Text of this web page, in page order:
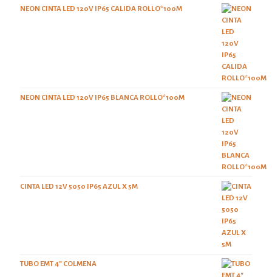
NEON CINTA LED 120V IP65 CALIDA ROLLO*100M
NEON CINTA LED 120V IP65 BLANCA ROLLO*100M
CINTA LED 12V 5050 IP65 AZUL X 5M
TUBO EMT 4" COLMENA